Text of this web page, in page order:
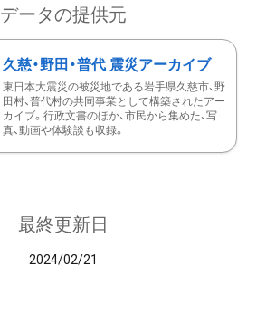
データの提供元
久慈・野田・普代 震災アーカイブ
東日本大震災の被災地である岩手県久慈市、野
田村、普代村の共同事業として構築されたアー
カイブ。行政文書のほか、市民から集めた、写
真、動画や体験談も収録。
最終更新日
2024/02/21